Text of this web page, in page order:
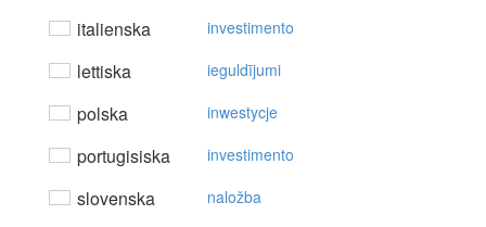
italienska investimento
lettiska ieguldījumi
polska inwestycje
portugisiska investimento
slovenska naložba